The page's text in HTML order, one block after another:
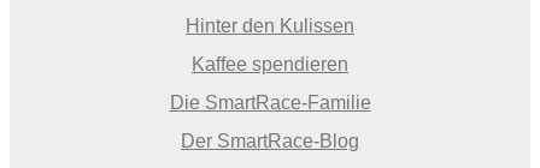
Hinter den Kulissen
Kaffee spendieren
Die SmartRace-Familie
Der SmartRace-Blog